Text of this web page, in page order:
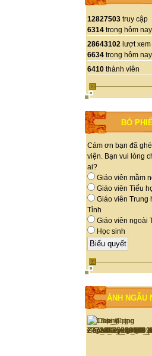
12827503 truy cập
6314 trong hôm nay
28643102 lượt xem
6634 trong hôm nay
6410 thành viên
BỎ
Cám ơn bạn đã
viện. Bạn vui lòng
ai?
Giáo viên mầm
Giáo viên Tiểu
Giáo viên Trung
Tỉnh
Giáo viên ngoài
Học sinh
ẢNH NGẪU